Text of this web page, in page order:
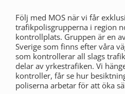
Följ med MOS när vi får
trafikpolisgrupperna i region
kontrollplats. Gruppen är en
Sverige som finns efter våra
som kontrollerar all slags
delar av yrkestrafiken. Vi
kontroller, får se hur
poliserna arbetar för att öka